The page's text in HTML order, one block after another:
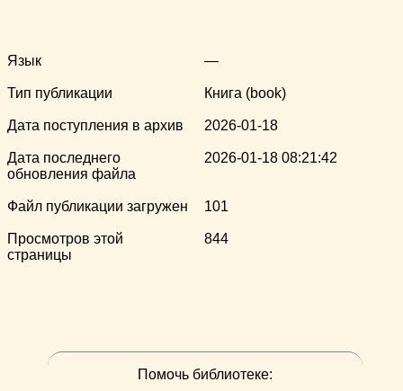
Язык —
Тип публикации Книга (book)
Дата поступления в архив 2026-01-18
Дата последнего
обновления файла
2026-01-18 08:21:42
Файл публикации загружен 101
Просмотров этой
страницы
844
Помочь библиотеке: